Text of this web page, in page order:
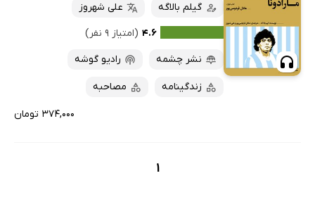
گیلم بالاگه
علی شهروز
۴.۶ (امتیاز ۹ نفر)
نشر چشمه
رادیو گوشه
زندگینامه مصاحبه
۳۷۴,۰۰۰ تومان
1